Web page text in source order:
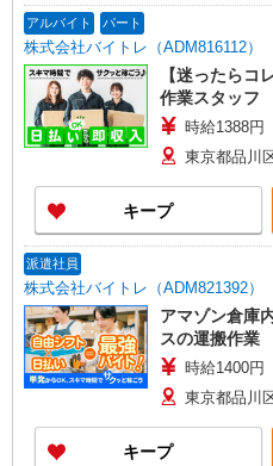
アルバイト パート
株式会社バイトレ（ADM816112）
【迷ったらコ
作業スタッフ
時給1388円
東京都品川
キープ
派遣社員
株式会社バイトレ（ADM821392）
アマゾン倉庫
スの運搬作業
時給1400円
東京都品川
キープ